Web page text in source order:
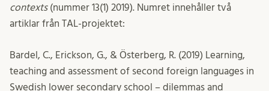
contexts(nummer 13(1) 2019). Numret innehåller två
artiklar från TAL-projektet:
Bardel, C., Erickson, G., & Österberg, R. (2019) Learning,
teaching and assessment of second foreign languages in
Swedish lower secondary school – dilemmas and